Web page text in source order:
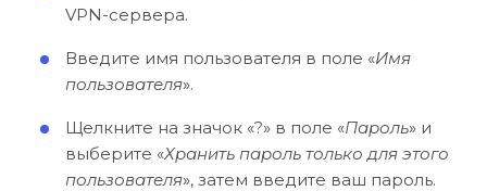
VPN-сервера.
Введите имя пользователя в поле «Имя
пользователя».
Щелкните на значок «?» в поле «Пароль» и
выберите «Хранить пароль только для этого
пользователя», затем введите ваш пароль.